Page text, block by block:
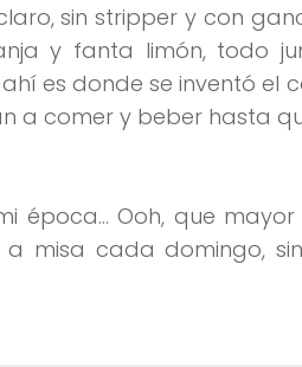
sin stripper y con
y fanta limón, todo
es donde se inventó el
a comer y beber hasta
época… Ooh, que
misa cada domingo,